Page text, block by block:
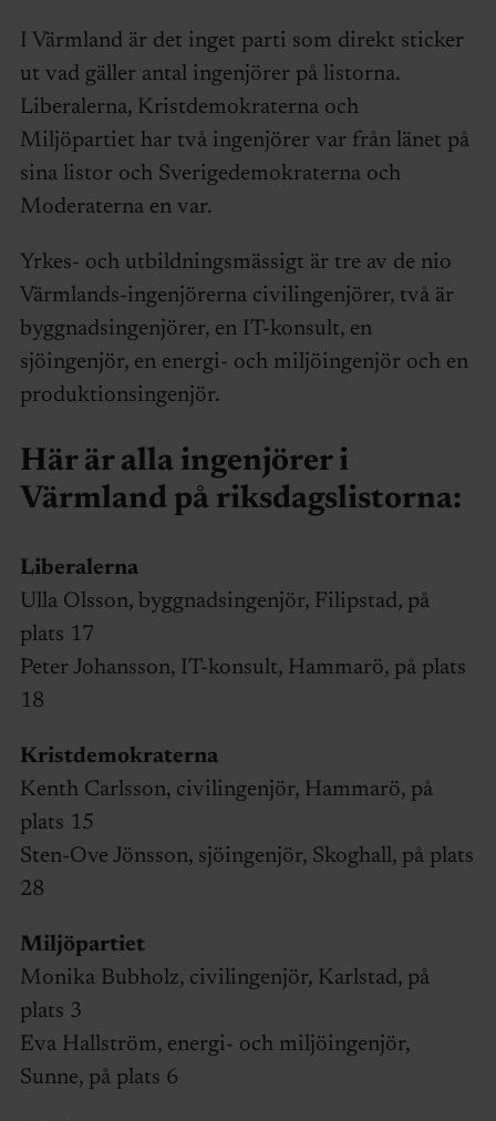
I Värmland är det inget parti som direkt sticker
ut vad gäller antal ingenjörer på listorna.
Liberalerna, Kristdemokraterna och
Miljöpartiet har två ingenjörer var från länet på
sina listor och Sverigedemokraterna och
Moderaterna en var.
Yrkes- och utbildningsmässigt är tre av de nio
Värmlands-ingenjörerna civilingenjörer, två är
byggnadsingenjörer, en IT-konsult, en
sjöingenjör, en energi- och miljöingenjör och en
produktionsingenjör.
Här är alla ingenjörer i
Värmland på riksdagslistorna:
Liberalerna
Ulla Olsson, byggnadsingenjör, Filipstad, på
plats 17
Peter Johansson, IT-konsult, Hammarö, på plats
18
Kristdemokraterna
Kenth Carlsson, civilingenjör, Hammarö, på
plats 15
Sten-Ove Jönsson, sjöingenjör, Skoghall, på plats
28
Miljöpartiet
Monika Bubholz, civilingenjör, Karlstad, på
plats 3
Eva Hallström, energi- och miljöingenjör,
Sunne, på plats 6